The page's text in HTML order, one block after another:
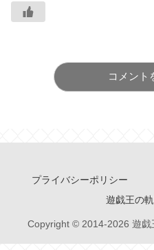
コメント
プライバシーポリシー
遊戯王の
Copyright © 2014-2026 遊戯